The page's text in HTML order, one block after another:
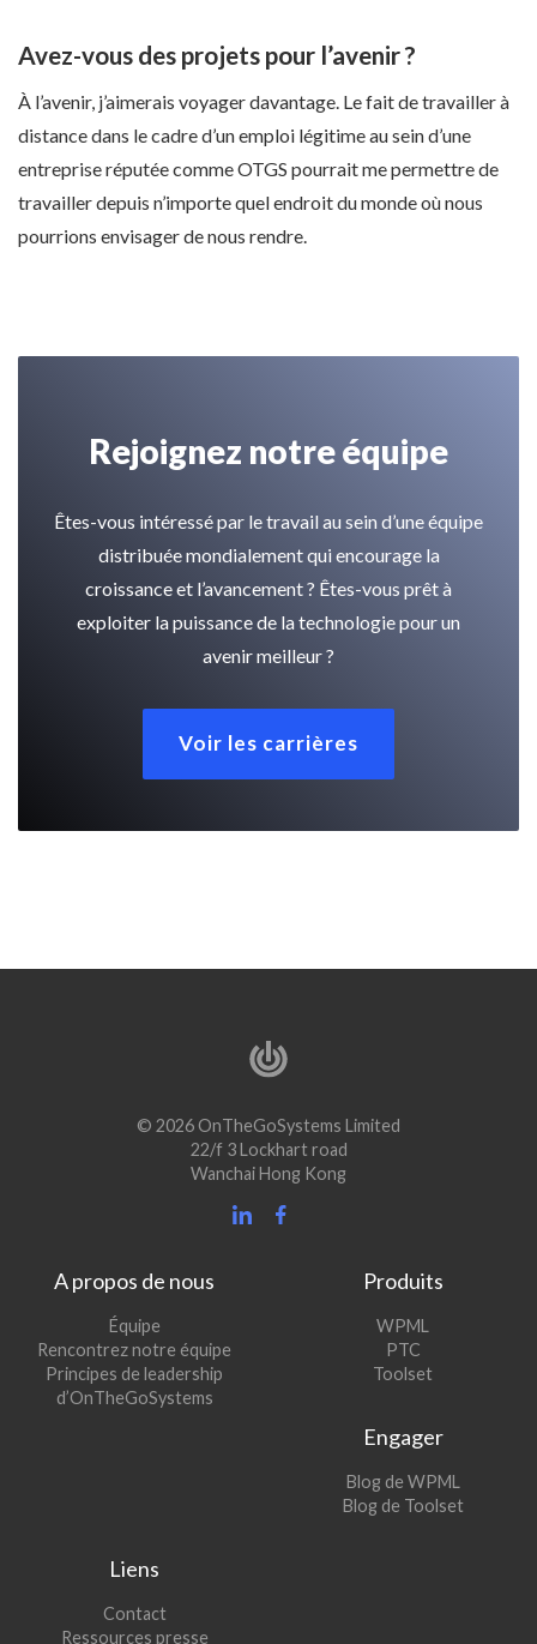
Avez-vous des projets pour l’avenir ?
À l’avenir, j’aimerais voyager davantage. Le fait de travailler à
distance dans le cadre d’un emploi légitime au sein d’une
entreprise réputée comme OTGS pourrait me permettre de
travailler depuis n’importe quel endroit du monde où nous
pourrions envisager de nous rendre.
Rejoignez notre équipe
Êtes-vous intéressé par le travail au sein d’une équipe
distribuée mondialement qui encourage la
croissance et l’avancement ? Êtes-vous prêt à
exploiter la puissance de la technologie pour un
avenir meilleur ?
Voir les carrières
© 2026 OnTheGoSystems Limited
22/f 3 Lockhart road
Wanchai Hong Kong
A propos de nous
Équipe
Rencontrez notre équipe
Principes de leadership
d’OnTheGoSystems
Produits
WPML
une
PTC(s’ouvre
dans
fenêtre)
Toolset(s’ouvre
nouvelle
Engager
Blog de WPML
dans
Blog de Toolset(s’ouvre
Liens
Contact
Ressources presse